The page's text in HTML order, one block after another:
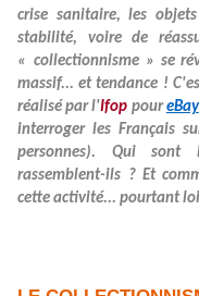
crise sanitaire, les
stabilité, voire de
« collectionnisme » se
massif... et tendance ! C'
réalisé parl'Ifop poureBay
interroger les Français
personnes). Qui sont
rassemblent-ils ? Et
cette activité... pourtant